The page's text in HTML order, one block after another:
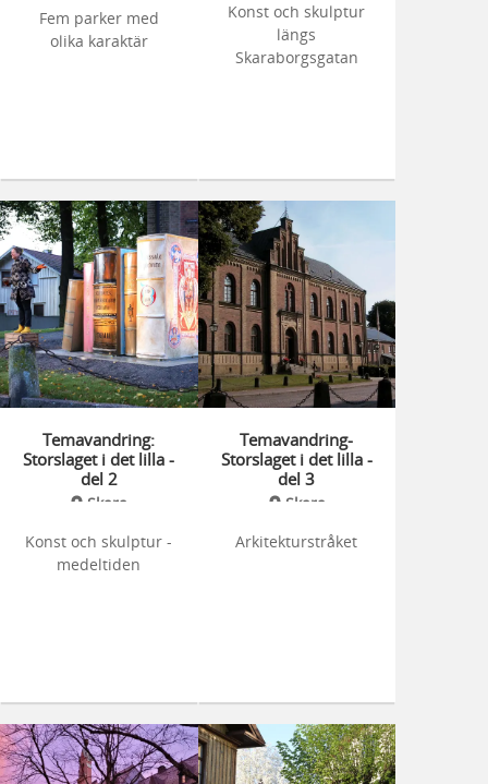
Fem parker med
olika karaktär
Konst och skulptur
längs
Skaraborgsgatan
Temavandring:
Storslaget i det lilla -
del 2
Skara
Konst och skulptur -
medeltiden
Temavandring-
Storslaget i det lilla -
del 3
Skara
Arkitekturstråket